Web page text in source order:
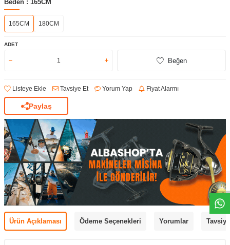
Beden : 165CM
165CM 180CM
ADET
Beğen
Listeye Ekle Tavsiye Et Yorum Yap Fiyat Alarmı
Paylaş
Ürün Açıklaması Ödeme Seçenekleri Yorumlar